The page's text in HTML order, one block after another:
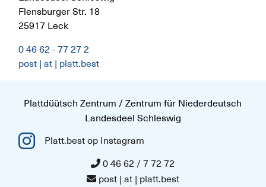
Flensburger Str. 18
25917 Leck
0 46 62 - 77 27 2
post | at | platt.best
Plattdüütsch Zentrum / Zentrum für Niederdeutsch
Landesdeel Schleswig
Platt.best op Instagram
0 46 62 / 7 72 72
post | at | platt.best